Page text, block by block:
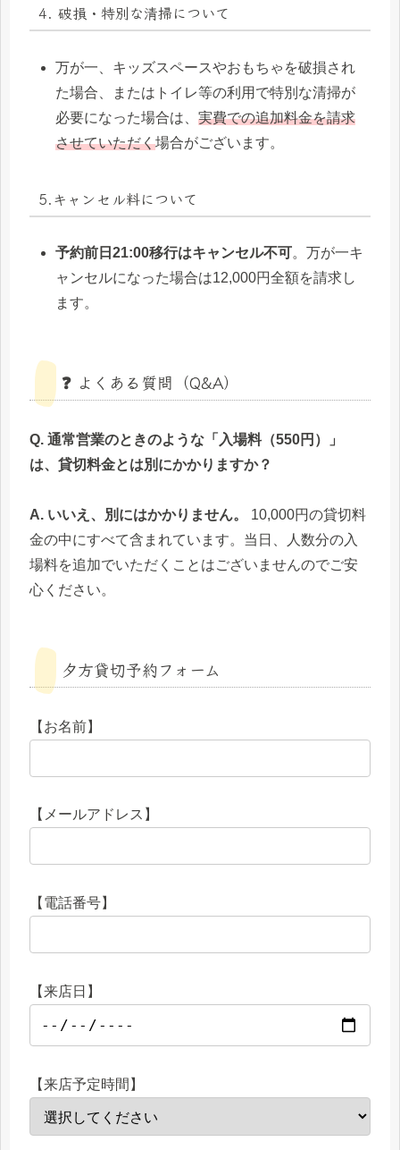
4. 破損・特別な清掃について
万が一、キッズスペースやおもちゃを破損され
た場合、またはトイレ等の利用で特別な清掃が
必要になった場合は、実費での追加料金を請求
させていただく場合がございます。
5.キャンセル料について
予約前日21:00移行はキャンセル不可。万が一キ
ャンセルになった場合は12,000円全額を請求し
ます。
❓ よくある質問（Q&A）
Q. 通常営業のときのような「入場料（550円）」
は、貸切料金とは別にかかりますか？
A. いいえ、別にはかかりません。
10,000円の貸切料
金の中にすべて含まれています。当日、人数分の入
場料を追加でいただくことはございませんのでご安
心ください。
夕方貸切予約フォーム
【お名前】
【メールアドレス】
【電話番号】
【来店日】
【来店予定時間】